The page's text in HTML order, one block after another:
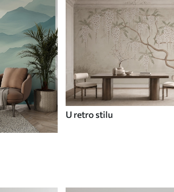
U retro stilu